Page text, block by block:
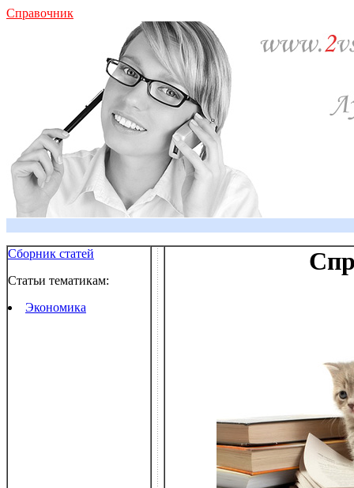
Справочник
Сборник статей
Статьи тематикам:
Экономика